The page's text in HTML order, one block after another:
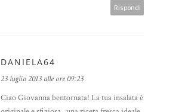
Rispondi
DANIELA64
23 luglio 2013 alle ore 09:23
Ciao Giovanna bentornata! La tua insalata è